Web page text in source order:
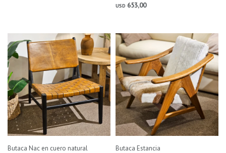
USD 653,00
Butaca Nac en cuero natural
Butaca Estancia